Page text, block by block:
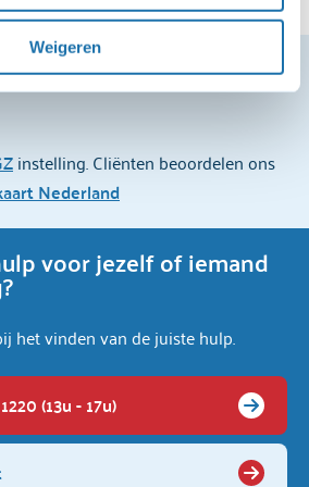
uitleg over onze cookies en
privacyverklaring raadplegen.
Weigeren
instelling. Cliënten beoordelen ons
Nederland
voor jezelf of iemand
het vinden van de juiste hulp.
(13u - 17u)